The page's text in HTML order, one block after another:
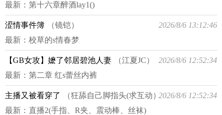
最新： 第十六章醉酒lay1()
涩情事件簿 （镜铠）
2026/8/6 13:12:46
最新： 校草的s情春梦
【GB女攻】嬷了邻居碧池人妻 （江夏JC）
2026/8/6 12:52:34
最新： 第二章 红s蕾丝内裤
主播又被看穿了 （狂舔自己脚指头(求互动）2026/8/6 12:52:34
最新： 直播2(手指、R夹、震动棒、丝袜)